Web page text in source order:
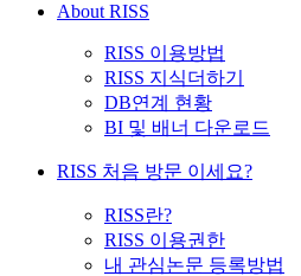
About RISS
RISS 이용방법
RISS 지식더하기
DB연계 현황
BI 및 배너 다운로드
RISS 처음 방문 이세요?
RISS란?
RISS 이용권한
내 관심논문 등록방법